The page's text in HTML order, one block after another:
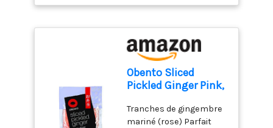
colorés Contenu : 100 g
(poids égoutté : 62 g)
Obento Sliced
Pickled Ginger Pink,
tranché rose, 100 g
Tranches de gingembre
mariné (rose) Parfait